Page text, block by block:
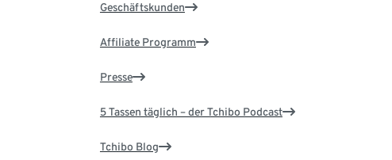
Geschäftskunden
Affiliate Programm
Presse
5 Tassen täglich – der Tchibo Podcast
Tchibo Blog